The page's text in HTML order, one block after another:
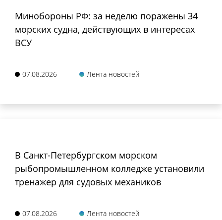
Минобороны РФ: за неделю поражены 34
морских судна, действующих в интересах
ВСУ
07.08.2026 Лента новостей
В Санкт-Петербургском морском
рыбопромышленном колледже установили
тренажер для судовых механиков
07.08.2026 Лента новостей